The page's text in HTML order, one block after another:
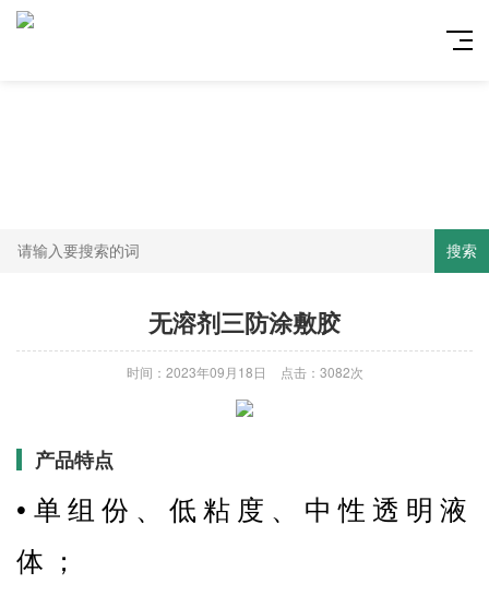
搜索
无溶剂三防涂敷胶
时间：2023年09月18日 点击：3082次
产品特点
• 单 组 份 、 低 粘 度 、 中 性 透 明 液
体 ；